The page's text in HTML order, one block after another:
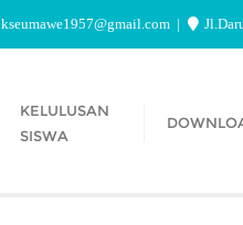
KELULUSAN
SISWA